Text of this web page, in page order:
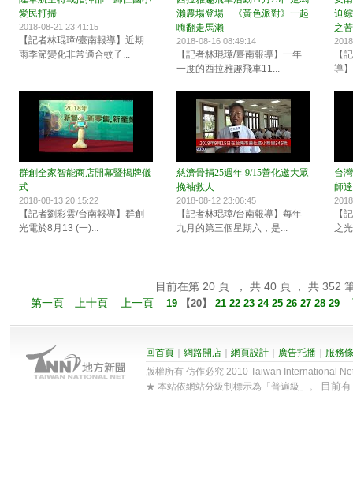
愛民打掃
2018-08-21 23:41:15
【記者林琨璋/臺南報導】近期
雨季節變化非常適合蚊子...
瀨農場登場 《黃色派對》一起
嗨翻走馬瀨
2018-08-16 08:49:14
【記者林琨璋/臺南報導】一年
一度的西拉雅趣飛車11...
迫
之苦
【
導
群創全家智能商店開幕暨揭牌儀
式
2018-08-13 20:15:22
【記者劉彩雲/台南報導】群創
光電於8月13 (一)...
慈濟骨捐25週年 9/15善化邀大眾
挽袖救人
2018-08-12 23:06:45
【記者林琨璋/台南報導】每年
九月的第三個星期六，是...
台
師
【
之
目前在第 20 頁 ， 共 40 頁 ， 共 352
第一頁
上十頁 上一頁 19 【20】 21 22 23 24 25 26 27 28 29
回首頁 網路開店 網頁設計 廣告托播
服務
版權所有 仿作必究 2010 Taiwan International
★ 本站依網站分級制標示為「普遍級」。
目前